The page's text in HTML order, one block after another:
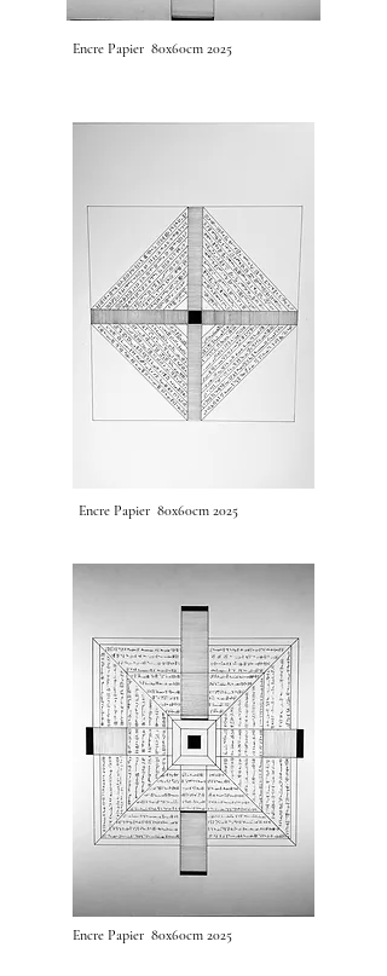
Encre Papier 80x60cm 2025
Encre Papier 80x60cm 2025
Encre Papier 80x60cm 2025